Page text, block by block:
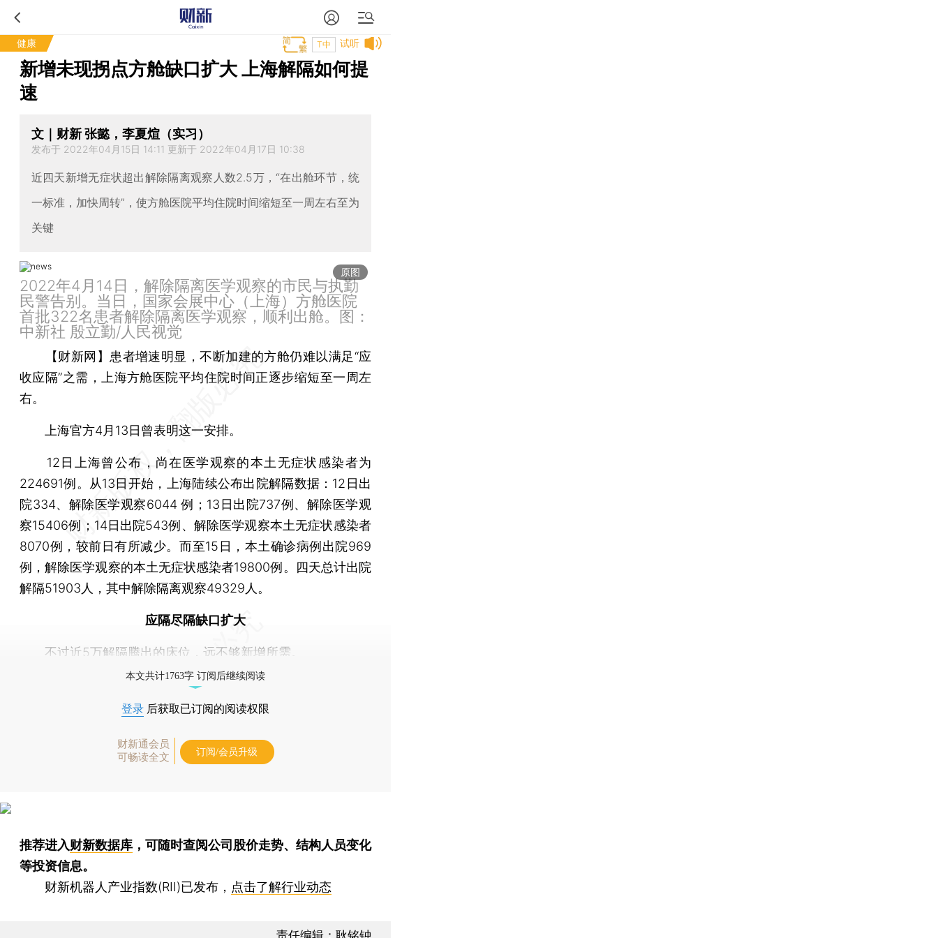
健康 试听
T中
新增未现拐点方舱缺口扩大 上海解隔如何提
速
文｜财新 张懿，李夏煊（实习）
发布于 2022年04月15日 14:11 更新于 2022年04月17日 10:38
近四天新增无症状超出解除隔离观察人数2.5万，“在出舱环节，统
一标准，加快周转”，使方舱医院平均住院时间缩短至一周左右至为
关键
原图
2022年4月14日，解除隔离医学观察的市民与执勤
民警告别。当日，国家会展中心（上海）方舱医院
首批322名患者解除隔离医学观察，顺利出舱。图：
中新社 殷立勤/人民视觉
【财新网】 患者增速明显，不断加建的方舱仍难以满足“应
收应隔”之需，上海方舱医院平均住院时间正逐步缩短至一周左
右。
上海官方4月13日曾表明这一安排。
12日上海曾公布，尚在医学观察的本土无症状感染者为
224691例。从13日开始，上海陆续公布出院解隔数据：12日出
院334、解除医学观察6044 例；13日出院737例、解除医学观
察15406例；14日出院543例、解除医学观察本土无症状感染者
8070例，较前日有所减少。而至15日，本土确诊病例出院969
例，解除医学观察的本土无症状感染者19800例。四天总计出院
解隔51903人，其中解除隔离观察49329人。
应隔尽隔缺口扩大
不过近5万解隔腾出的床位，远不够新增所需。
本文共计1763字 订阅后继续阅读
登录 后获取已订阅的阅读权限
财新通会员
可畅读全文
订阅/会员升级
推荐进入财新数据库 ，可随时查阅公司股价走势、结构人员变化
等投资信息。
财新机器人产业指数(RII)已发布， 点击了解行业动态
责任编辑：耿铭钟